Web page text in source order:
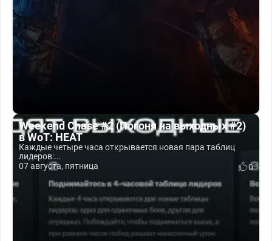
Weekend Chase #2 (Погоня на выходных #2)
в WoT: HEAT
Каждые четыре часа открывается новая пара таблиц
лидеров:...
07 августа, пятница
0